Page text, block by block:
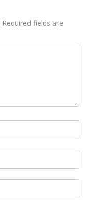
Required fields are